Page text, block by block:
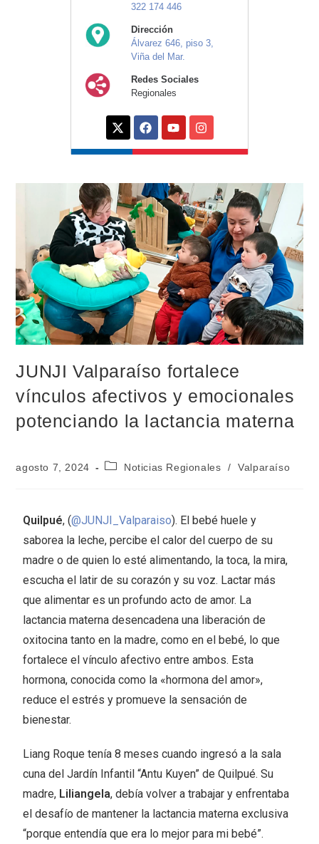
322 174 446
Dirección
Álvarez 646, piso 3,
Viña del Mar.
Redes Sociales
Regionales
JUNJI Valparaíso fortalece
vínculos afectivos y emocionales
potenciando la lactancia materna
agosto 7, 2024 Noticias Regionales / Valparaíso
Quilpué, (@JUNJI_Valparaiso). El bebé huele y
saborea la leche, percibe el calor del cuerpo de su
madre o de quien lo esté alimentando, la toca, la mira,
escucha el latir de su corazón y su voz. Lactar más
que alimentar es un profundo acto de amor. La
lactancia materna desencadena una liberación de
oxitocina tanto en la madre, como en el bebé, lo que
fortalece el vínculo afectivo entre ambos. Esta
hormona, conocida como la «hormona del amor»,
reduce el estrés y promueve la sensación de
bienestar.
Liang Roque tenía 8 meses cuando ingresó a la sala
cuna del Jardín Infantil “Antu Kuyen” de Quilpué. Su
madre, Liliangela, debía volver a trabajar y enfrentaba
el desafío de mantener la lactancia materna exclusiva
“porque entendía que era lo mejor para mi bebé”.